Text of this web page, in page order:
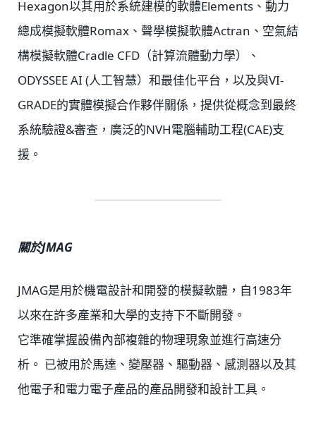
Hexagon以其用於系統建模的軟體Elements、動力
總成模擬軟體Romax、聲學模擬軟體Actran、空氣結
構模擬軟體Cradle CFD（計算流體動力學）、
ODYSSEE AI (人工智慧）和最佳化平台，以及與VI-
GRADE的實體模擬合作夥伴關係，提供從概念到最終
系統驗證&審查，廣泛的NVH電腦輔助工程(CAE)支
援。
關於JMAG
JMAG是用於機電設計和開發的模擬軟體，自1983年
以來在許多產業和大學的支持下不斷開發。
它準確掌握設備內部複雜的物理現象並進行高速分
析。 已被用於馬達、變壓器、驅動器、感測器以及其
他電子和電力電子產品的產品開發和設計工具。